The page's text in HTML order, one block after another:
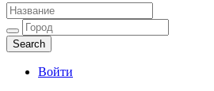
Ветеринарные клиники
Адреса и телефоны
Войти